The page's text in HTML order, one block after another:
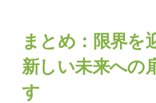
まとめ：限界を
新しい未来への
す